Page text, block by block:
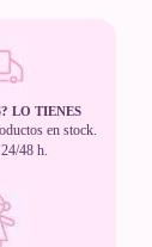
LO TIENES
en stock.
48 h.